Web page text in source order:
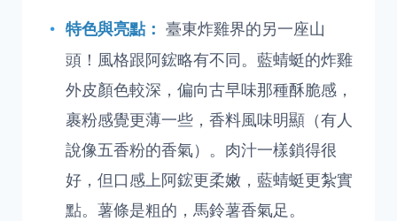
特色與亮點： 臺東炸雞界的另一座山
頭！風格跟阿鋐略有不同。藍蜻蜓的炸雞
外皮顏色較深，偏向古早味那種酥脆感，
裹粉感覺更薄一些，香料風味明顯（有人
說像五香粉的香氣）。肉汁一樣鎖得很
好，但口感上阿鋐更柔嫩，藍蜻蜓更紮實
點。薯條是粗的，馬鈴薯香氣足。